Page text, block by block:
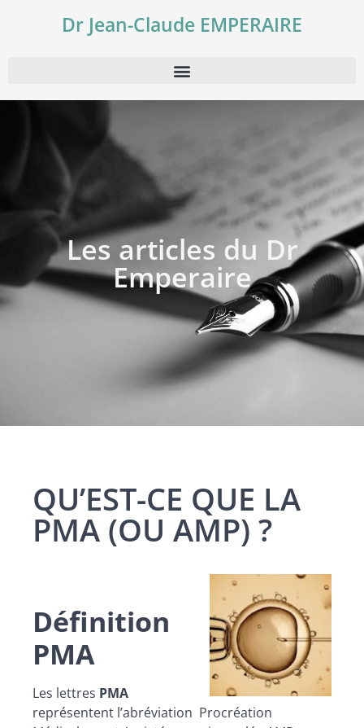
Dr Jean-Claude EMPERAIRE
Les articles du Dr
Emperaire
QU’EST-CE QUE LA
PMA (OU AMP) ?
Définition
PMA
Les lettres PMA
représentent l’abréviation Procréation